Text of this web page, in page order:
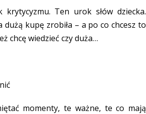
Ten urok słów dziecka.
dużą kupę zrobiła – a po co chcesz to
chcę wiedzieć czy duża…
momenty, te ważne, te co mają